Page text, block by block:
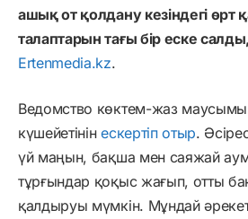
ашық от қолдану кезіндегі өрт
талаптарын тағы бір еске салды,
Ertenmedia.kz.
Ведомство көктем-жаз
күшейетінінескертіп отыр.
үй маңын, бақша мен саяжай
тұрғындар қоқыс жағып, отты
қалдыруы мүмкін. Мұндай